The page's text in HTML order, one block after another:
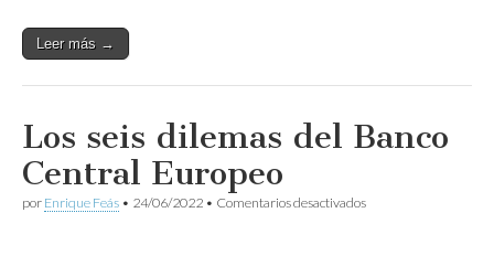
Leer más →
Los seis dilemas del Banco
Central Europeo
por Enrique Feás • 24/06/2022 • Comentarios desactivadosen